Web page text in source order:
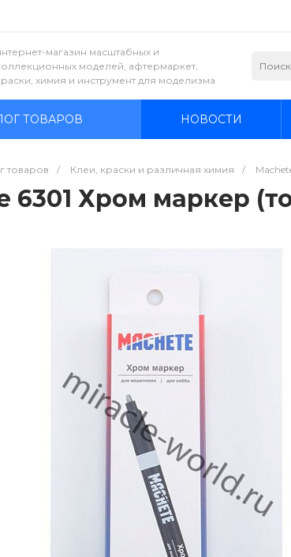
магазин масштабных и
моделей, афтермаркет,
химия и инструмент для моделизма
ТОВАРОВ НОВОСТИ
товаров / Клеи, краски и различная химия /
6301 Хром маркер